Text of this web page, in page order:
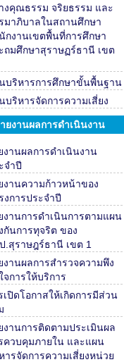
งคุณธรรม จริยธรรม และ
มาภิบาลในสถานศึกษา
กงานเขตพื้นที่การศึกษา
ถมศึกษาสุราษฏร์ธานี เขต
บริหารการศึกษาขั้นพื้นฐาน
บริหารจัดการความเสี่ยง
ยงานผลการดำเนินงาน
งานผลการดำเนินงาน
จำปี
งานความก้าวหน้าของ
งการประจำปี
งานการดำเนินการตามแผน
กันการทุจริต ของ
.สุราษฎร์ธานี เขต 1
งานผลการสำรวจความพึง
จการให้บริการ
เปิดโอกาสให้เกิดการมีส่วน
งานการติดตามประเมินผล
ควบคุมภายใน และแผน
ารจัดการความเสี่ยงหน่วย